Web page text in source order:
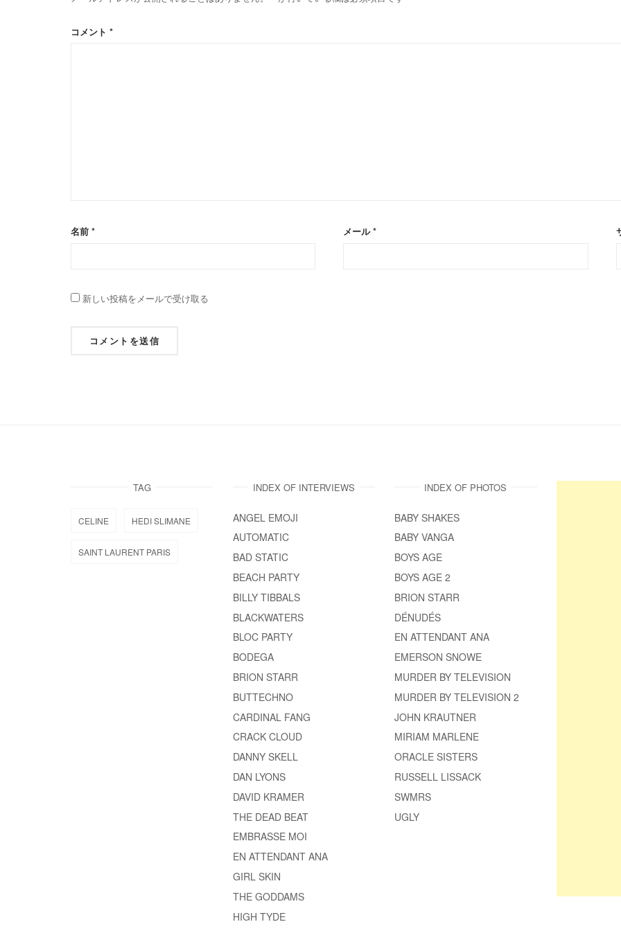
コメント *
名前 * メール*
新しい投稿をメールで受け取る
TAG
CELINE HEDI SLIMANE
SAINT LAURENT PARIS
INDEX OF INTERVIEWS
ANGEL EMOJI
AUTOMATIC
BAD STATIC
BEACH PARTY
BILLY TIBBALS
BLACKWATERS
BLOC PARTY
BODEGA
BRION STARR
BUTTECHNO
CARDINAL FANG
CRACK CLOUD
DANNY SKELL
DAN LYONS
DAVID KRAMER
THE DEAD BEAT
EMBRASSE MOI
EN ATTENDANT ANA
GIRL SKIN
THE GODDAMS
HIGH TYDE
INDEX OF PHOTOS
BABY SHAKES
BABY VANGA
BOYS AGE
BOYS AGE 2
BRION STARR
DÉNUDÉS
EN ATTENDANT ANA
EMERSON SNOWE
MURDER BY TELEVISION
MURDER BY TELEVISION 2
JOHN KRAUTNER
MIRIAM MARLENE
ORACLE SISTERS
RUSSELL LISSACK
SWMRS
UGLY